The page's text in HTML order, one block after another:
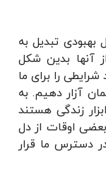
بهبودی تبدیل به
آنها بدین شکل
۱۲ قدم میتواند شرایطی را برای ما
آزار دهیم. به
زندگی هستند
اوقات از دل
دسترس ما قرار